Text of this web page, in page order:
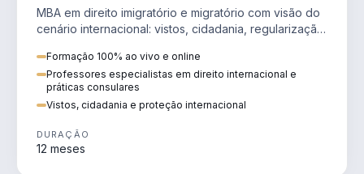
MBA em direito imigratório e migratório com visão do
cenário internacional: vistos, cidadania, regularização
Formação 100% ao vivo e online
Professores especialistas em direito internacional e
práticas consulares
Vistos, cidadania e proteção internacional
DURAÇÃO
12 meses